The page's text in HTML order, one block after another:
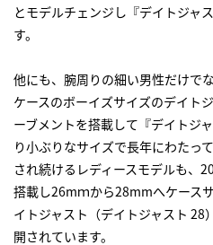
とモデルチェンジし『デイトジャ
す。
他にも、腕周りの細い男性だけで
ケースのボーイズサイズのデイト
ーブメントを搭載して『デイトジ
り小ぶりなサイズで長年にわたっ
され続けるレディースモデルも、
搭載し26mｍから28mmへケース
イトジャスト（デイトジャスト
開されています。